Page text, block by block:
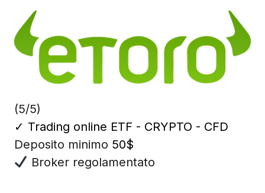
(5/5)
✓ Trading online ETF - CRYPTO - CFD
Deposito minimo 50$
Broker regolamentato